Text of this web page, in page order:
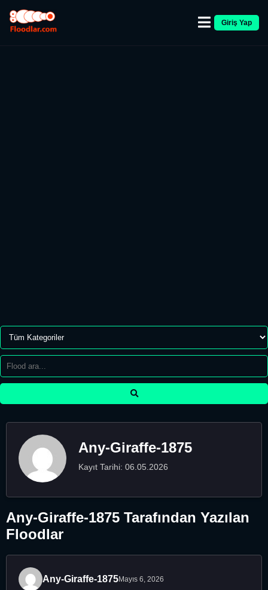
Giriş Yap
Any-Giraffe-1875
Kayıt Tarihi: 06.05.2026
Any-Giraffe-1875 Tarafından Yazılan
Floodlar
Any-Giraffe-1875Mayıs 6, 2026